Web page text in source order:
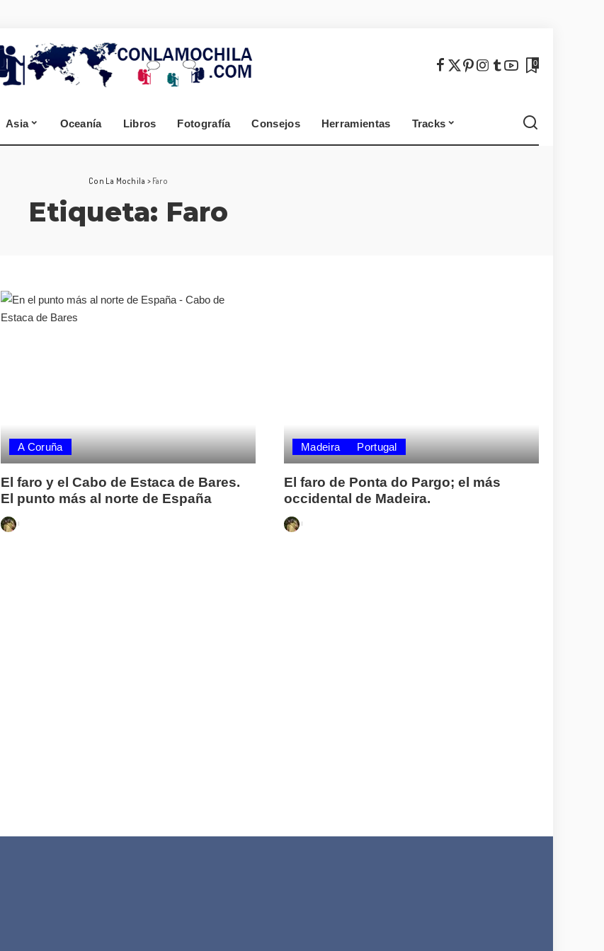
0
Asia Oceanía Libros Fotografía Consejos Herramientas Tracks
Segovia
Selva Negra
Segovia
Zamora
A Coruña
Lugo
Selva Negra
Con La Mochila > Faro
Etiqueta: Faro
A Coruña
El faro y el Cabo de Estaca de Bares.
El punto más al norte de España
Posted
Madeira Portugal
El faro de Ponta do Pargo; el más
occidental de Madeira.
Posted